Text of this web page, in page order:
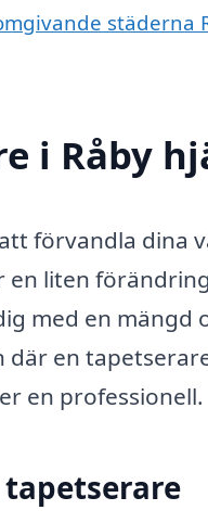
städerna
i Råby
förvandla dina
liten
med en mängd
en
en professionell.